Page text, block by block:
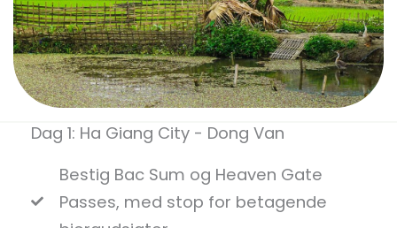
Dag 1: Ha Giang City - Dong Van
Bestig Bac Sum og Heaven Gate
Passes, med stop for betagende